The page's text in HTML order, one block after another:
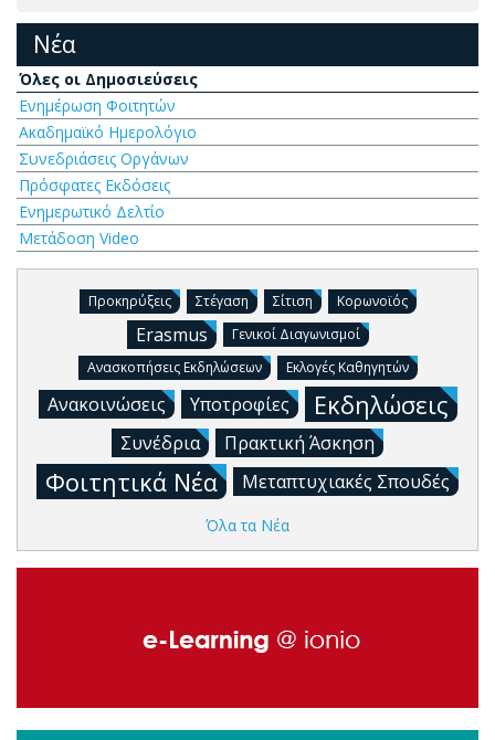
Νέα
Όλες οι Δημοσιεύσεις
Ενημέρωση Φοιτητών
Ακαδημαϊκό Ημερολόγιο
Συνεδριάσεις Οργάνων
Πρόσφατες Εκδόσεις
Ενημερωτικό Δελτίο
Μετάδοση Video
Προκηρύξεις Στέγαση Σίτιση Κορωνοϊός
Erasmus
Γενικοί Διαγωνισμοί
Ανασκοπήσεις Εκδηλώσεων
Εκλογές Καθηγητών
Ανακοινώσεις Υποτροφίες Εκδηλώσεις
Συνέδρια Πρακτική Άσκηση
Φοιτητικά Νέα Μεταπτυχιακές Σπουδές
Όλα τα Νέα